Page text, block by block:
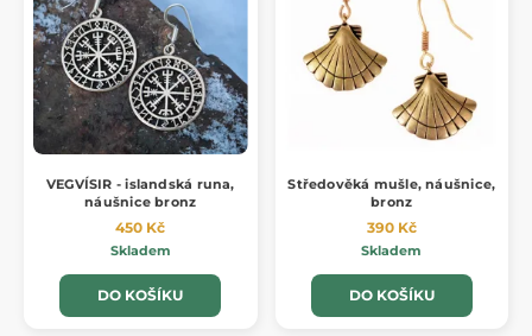
VEGVÍSIR - islandská runa,
náušnice bronz
450 Kč
Skladem
DO KOŠÍKU
Středověká mušle, náušnice,
bronz
390 Kč
Skladem
DO KOŠÍKU